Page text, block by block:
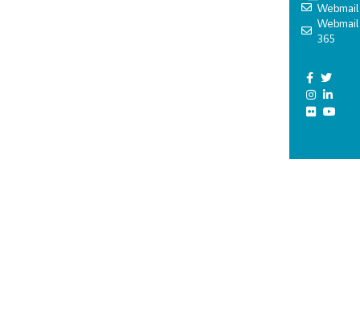
Webmail
Webmail
365